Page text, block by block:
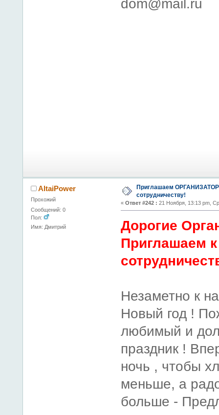
dom@mail.ru
AltaiPower
Прохожий
Сообщений: 0
Пол:
Имя: Дмитрий
Приглашаем
сотрудничеству!
« Ответ #242 : 21 Ноября, 13:13 pm,
Дорогие
Приглашаем к
Незаметно к
Новый год !
любимый и
праздник !
ночь , чтобы
меньше, а
больше -